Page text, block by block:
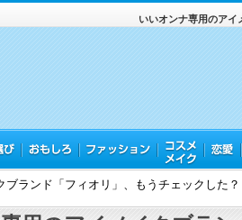
いいオンナ専用のアイ
ブランド「フィオリ」、もうチェックした？